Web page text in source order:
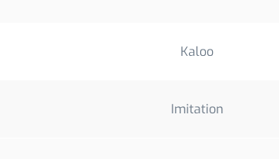
Kaloo
Imitation